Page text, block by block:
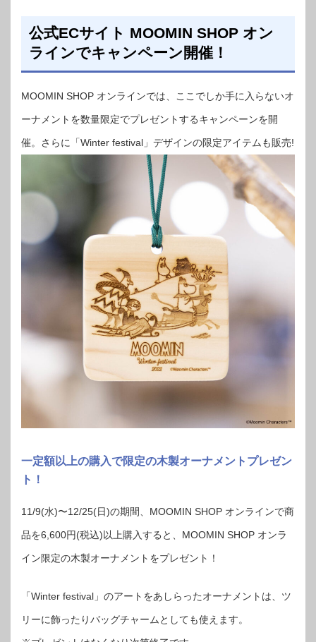
公式ECサイト MOOMIN SHOP オン
ラインでキャンペーン開催！
MOOMIN SHOP オンラインでは、ここでしか手に入らないオ
ーナメントを数量限定でプレゼントするキャンペーンを開
催。さらに「Winter festival」デザインの限定アイテムも販売!
一定額以上の購入で限定の木製オーナメントプレゼン
ト！
11/9(水)〜12/25(日)の期間、MOOMIN SHOP オンラインで商
品を6,600円(税込)以上購入すると、MOOMIN SHOP オンラ
イン限定の木製オーナメントをプレゼント！
「Winter festival」のアートをあしらったオーナメントは、ツ
リーに飾ったりバッグチャームとしても使えます。